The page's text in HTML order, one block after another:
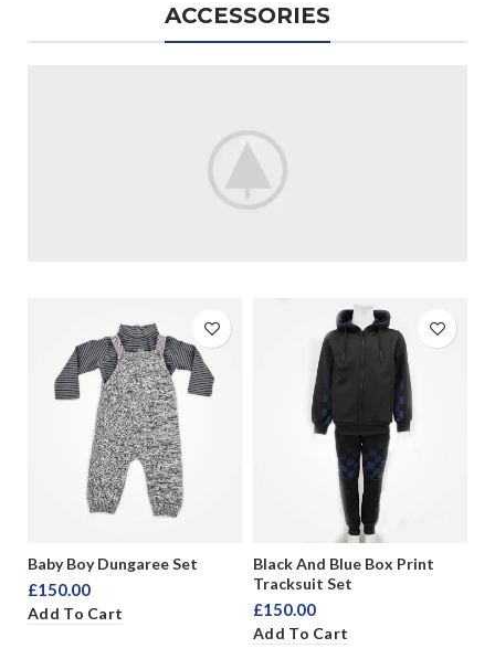
ACCESSORIES
Baby Boy Dungaree Set
£150.00
Add To Cart
Black And Blue Box Print
Tracksuit Set
£150.00
Add To Cart